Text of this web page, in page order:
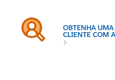
OBTENHA UMA
CLIENTE COM